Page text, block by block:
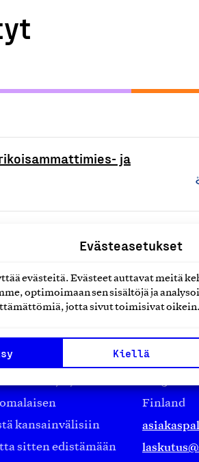
Evästeasetukset
evästeitä. Evästeet auttavat meitä
optimoimaan sen sisältöjä ja
jotta sivut toimisivat oikein.
Kiellä
ja
kansainvälisiin
sitten edistämään
Eteläranta
Finland